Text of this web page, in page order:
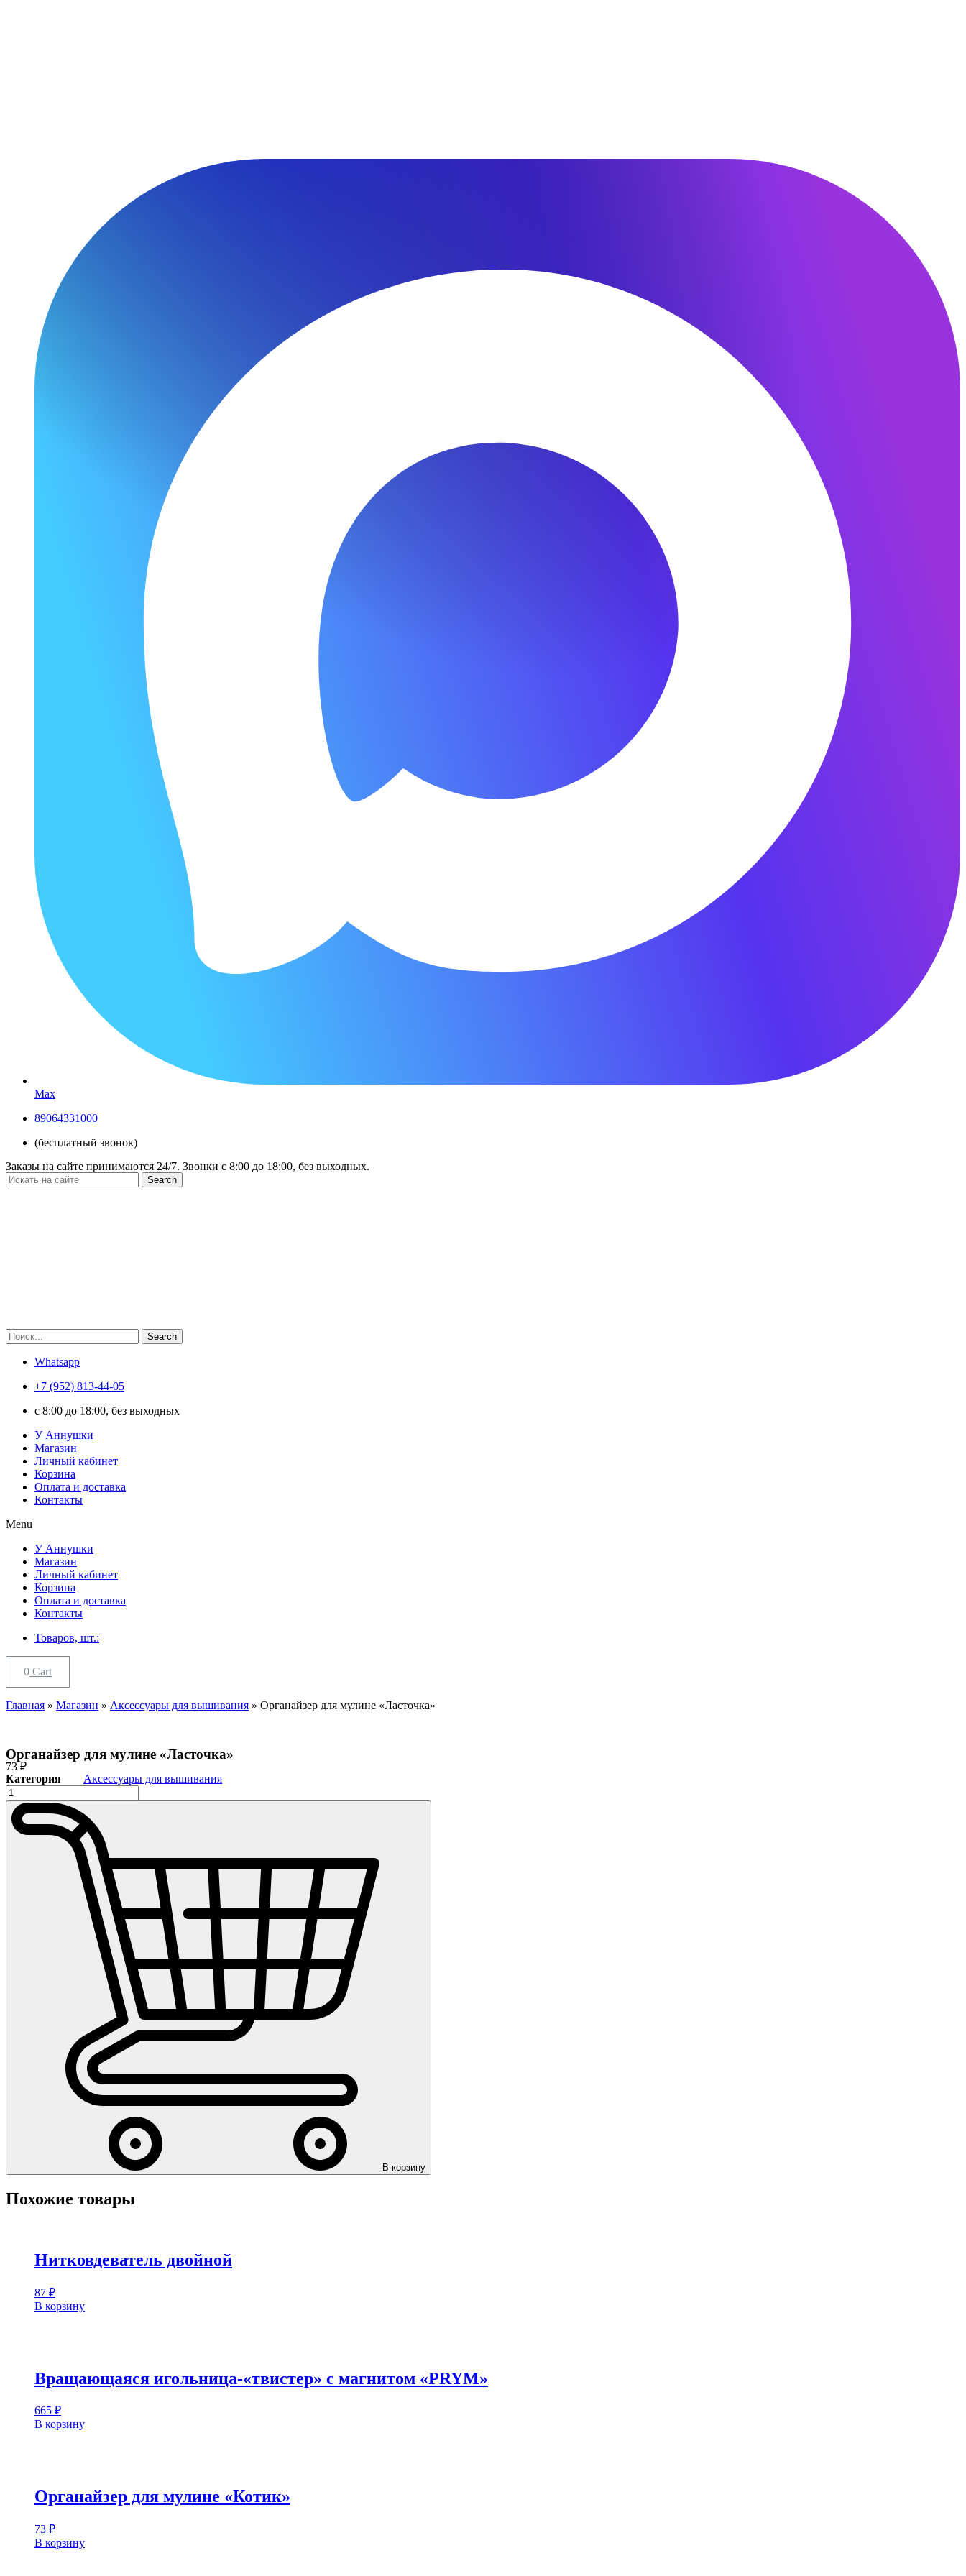
Max
89064331000
(бесплатный звонок)
Заказы на сайте принимаются 24/7. Звонки c 8:00 до 18:00, без выходных.
Search
Search
Whatsapp
+7 (952) 813-44-05
c 8:00 до 18:00, без выходных
У Аннушки
Магазин
Личный кабинет
Корзина
Оплата и доставка
Контакты
Menu
У Аннушки
Магазин
Личный кабинет
Корзина
Оплата и доставка
Контакты
Товаров, шт.:
0 Cart
Главная » Магазин » Аксессуары для вышивания » Органайзер для мулине «Ласточка»
Органайзер для мулине «Ласточка»
73 ₽
Категория
Аксессуары для вышивания
Количество
товара
Органайзер
для
В корзину
Похожие товары
Нитковдеватель двойной
87 ₽
В корзину
Вращающаяся игольница-«твистер» с магнитом «PRYM»
665 ₽
В корзину
Органайзер для мулине «Котик»
73 ₽
В корзину